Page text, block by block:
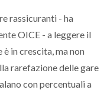
rassicuranti - ha
OICE - a leggere il
in crescita, ma non
rarefazione delle gare
con percentuali a